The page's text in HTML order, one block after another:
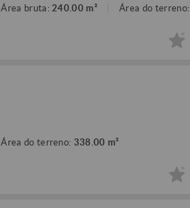
Área bruta:240.00 m² Área do terreno:
Área do terreno: 338.00 m²